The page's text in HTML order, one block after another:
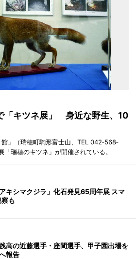
「キツネ展」 身近な野生、10
」（瑞穂町駒形富士山、TEL 042‐568‐
瑞穂のキツネ」が開催されている。
キシマクジラ」化石発見65周年展 スマ
も
高の近藤選手・座間選手、甲子園出場を
報告